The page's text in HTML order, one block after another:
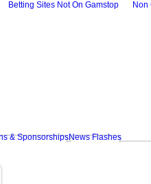
Betting Sites Not On Gamstop
Non
& SponsorshipsNews Flashes